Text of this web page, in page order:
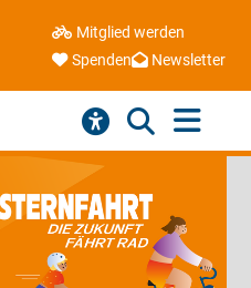
Mitglied werden
Spenden
Newsletter